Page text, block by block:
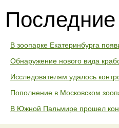
Последние
В зоопарке Екатеринбурга
Обнаружение нового вида
Исследователям удалось
Пополнение в Московском
В Южной Пальмире прошел